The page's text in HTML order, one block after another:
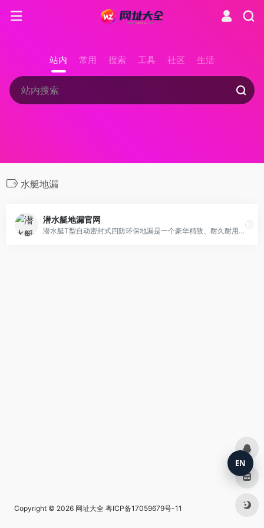
站内 常用 搜索 工具 社区 生活
水艇地漏
潜水艇地漏官网
潜水艇T型自动密封式四防环保地漏是一个豪华精致、耐久耐用的地漏产品，采用独特的磁铁式结构，实现装置的自动开闭，解决了传统地漏的多种问题。
Copyright © 2026 网址大全 粤ICP备17059679号-11
EN